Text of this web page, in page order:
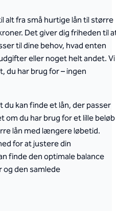
alt fra små hurtige lån til større
Det giver dig friheden til
til dine behov, hvad enten
eller noget helt andet. Vi
du har brug for – ingen
kan finde et lån, der passer
om du har brug for et lille beløb
lån med længere løbetid.
for at justere din
finde den optimale balance
og den samlede